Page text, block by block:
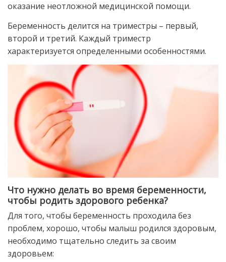
оказание неотложной медицинской помощи.
Беременность делится на триместры – первый,
второй и третий. Каждый триместр
характеризуется определенными особенностями.
Что нужно делать во время беременности,
чтобы родить здорового ребенка?
Для того, чтобы беременность проходила без
проблем, хорошо, чтобы малыш родился здоровым,
необходимо тщательно следить за своим
здоровьем: